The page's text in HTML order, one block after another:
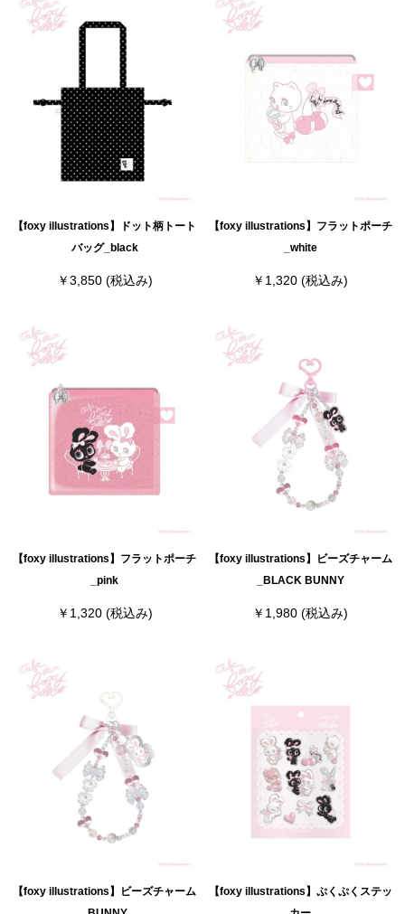
【foxy illustrations】ドット柄トート
バッグ_black
￥3,850 (税込み)
【foxy illustrations】フラットポーチ
_white
￥1,320(税込み)
【foxy illustrations】フラットポーチ
_pink
￥1,320 (税込み)
【foxy illustrations】ビーズチャーム
_BLACK BUNNY
￥1,980(税込み)
【foxy illustrations】ビーズチャーム
【foxy illustrations】ぷくぷくステッ